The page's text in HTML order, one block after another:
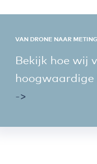
VAN DRONE NAAR METING
Bekijk hoe wij
hoogwaardige
->